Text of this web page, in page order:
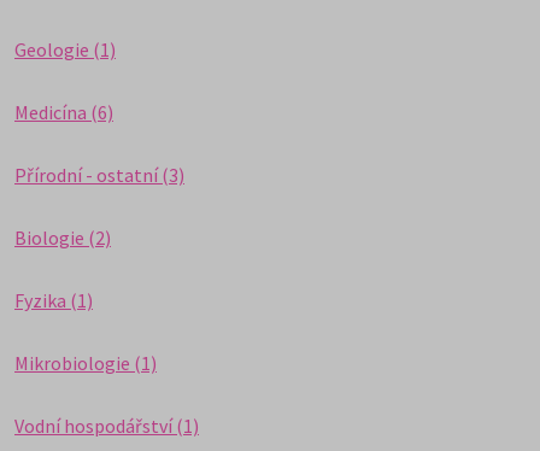
Geologie (1)
Medicína (6)
Přírodní - ostatní (3)
Biologie (2)
Fyzika (1)
Mikrobiologie (1)
Vodní hospodářství (1)